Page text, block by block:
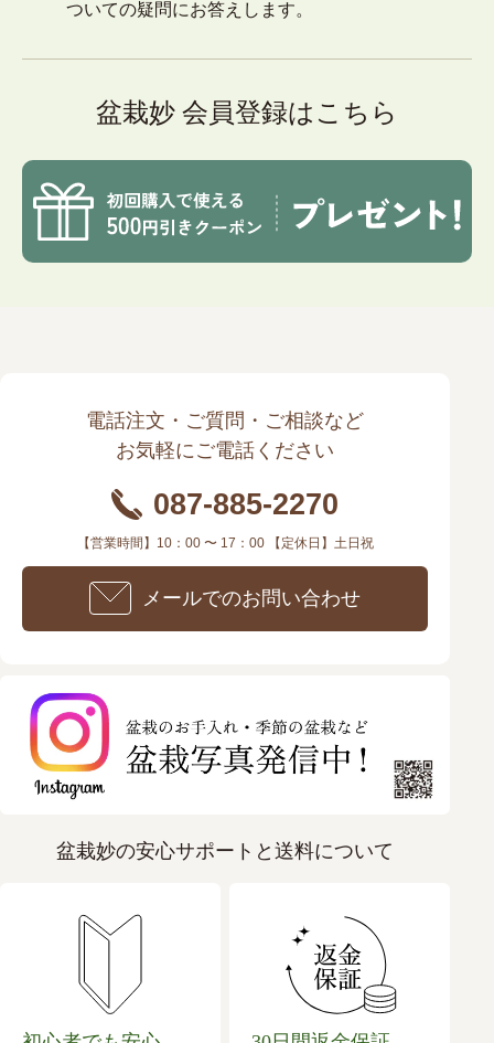
ついての疑問にお答えします。
盆栽妙 会員登録はこちら
電話注文・ご質問・ご相談など
お気軽にご電話ください
087-885-2270
【営業時間】10：00 〜 17：00 【定休日】土日祝
メールでのお問い合わせ
盆栽妙の安心サポートと送料について